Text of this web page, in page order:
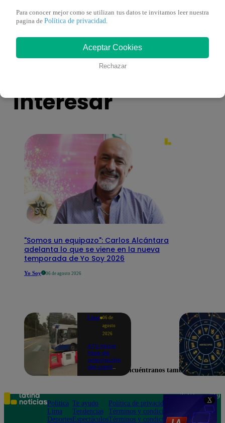
X
También te puede
interesar
"Somos un equipazo": Carlos Alcántara
adelanta lo que se viene en la nueva
temporada de Yo Soy 2026
Yo Soy 06 de agosto 2026
Lima 06 de
agosto
2026
ATU inicia
fase de
orientación
del carril
Azul en la
av.
Arequipa |
VIDEO
Para conocer mejor como se utilizan tus datos te invitamos leer nuestra
pagina de Política de privacidad.
Aceptar Cookies
Rechazar
Encuéntranos también en
Política
Lima
Deportes
Te ayudo
Tendencias
Espectáculos
Política de privacidad
Términos y condiciones
Términos y condiciones
Teléfono: 219
Av. San
Felipe 968